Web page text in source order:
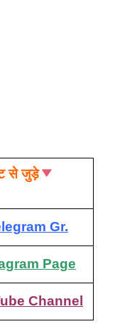
से जुड़े
Gr.
Page
Channel